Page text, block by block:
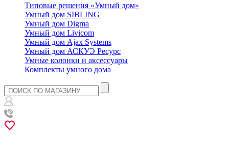
Типовые решения «Умный дом»
Умный дом SIBLING
Умный дом Digma
Умный дом Livicom
Умный дом Ajax Systems
Умный дом АСКУЭ Ресурс
Умные колонки и аксессуары
Комплекты умного дома